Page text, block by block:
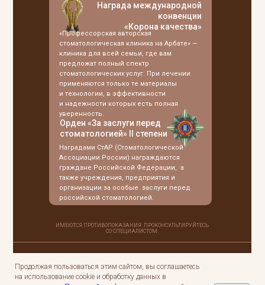
Обращаем ваше внимание на то, что данный сайт носит
исключительно информационный характер и ни при каких
ИМЕЮТСЯ ПРОТИВОПОКАЗАНИЯ. ПРОКОНСУЛЬТИРУЙТЕСЬ
СО СПЕЦИАЛИСТОМ.
«Профессорская авторская
стоматологическая клиника на Арбате» —
клиника для всей семьи, где вам
предложат полный спектр
стоматологических услуг. При лечении
применяются только те материалы
и технологии, в эффективности
и надежности которых есть полная
уверенность.
Награда международной
конвенции
«Корона качества»
Орден «За заслуги перед
стоматологией» II степени
Наградами СтАР (Стоматологической
Ассоциации России) награждаются
граждане Российской Федерации, а
также учреждения, предприятия и
организации за особые заслуги перед
российской стоматологией.
Продолжая пользоваться этим сайтом, вы соглашаетесь
на использование cookie и обработку данных в